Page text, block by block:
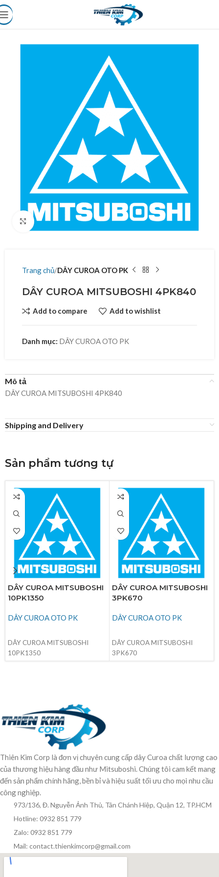
Click to enlarge
Trang chủ DÂY CUROA OTO PK
DÂY CUROA MITSUBOSHI 4PK840
Add to compare Add to wishlist
Danh mục: DÂY CUROA OTO PK
Mô tả
DÂY CUROA MITSUBOSHI 4PK840
Shipping and Delivery
Sản phẩm tương tự
DÂY CUROA MITSUBOSHI
10PK1350
DÂY CUROA OTO PK
DÂY CUROA MITSUBOSHI
10PK1350
DÂY CUROA MITSUBOSHI
3PK670
DÂY CUROA OTO PK
DÂY CUROA MITSUBOSHI
3PK670
Thiên Kim Corp là đơn vị chuyên cung cấp dây Curoa chất lượng cao
của thương hiệu hàng đầu như Mitsuboshi. Chúng tôi cam kết mang
đến sản phẩm chính hãng, bền bỉ và hiệu suất tối ưu cho mọi nhu cầu
công nghiệp.
973/136, Đ. Nguyễn Ảnh Thủ, Tân Chánh Hiệp, Quận 12, TP.HCM
Hotline: 0932 851 779
Zalo: 0932 851 779
Mail: contact.thienkimcorp@gmail.com